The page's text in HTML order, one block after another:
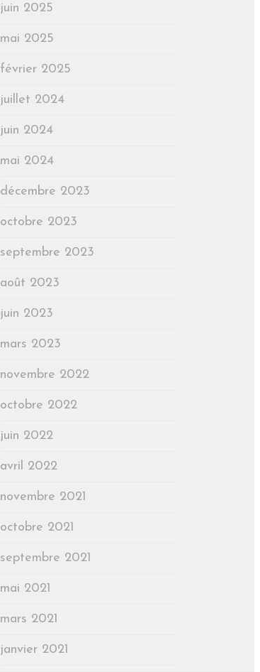
juin 2025
mai 2025
février 2025
juillet 2024
juin 2024
mai 2024
décembre 2023
octobre 2023
septembre 2023
août 2023
juin 2023
mars 2023
novembre 2022
octobre 2022
juin 2022
avril 2022
novembre 2021
octobre 2021
septembre 2021
mai 2021
mars 2021
janvier 2021